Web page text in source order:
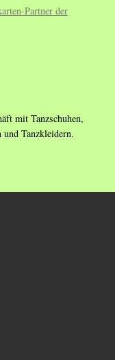
mit Tanzschuhen,
und Tanzkleidern.